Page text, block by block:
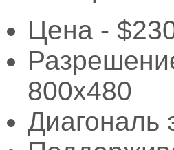
Цена -
800x480
Диагональ